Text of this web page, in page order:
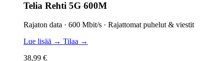
Telia Rehti 5G 600M
Rajaton data · 600 Mbit/s · Rajattomat puhelut & viestit
Lue lisää → Tilaa →
38,99 €